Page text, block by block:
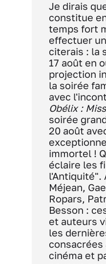
Je dirais
constitue
temps fort
effectuer
citerais : la
17 août en
projection
la soirée
avec
Obélix :
soirée
20 août
immortel !
éclaire les
l'Antiquité".
Méjean,
Ropars,
Besson :
et auteurs
les
consacrées
cinéma et